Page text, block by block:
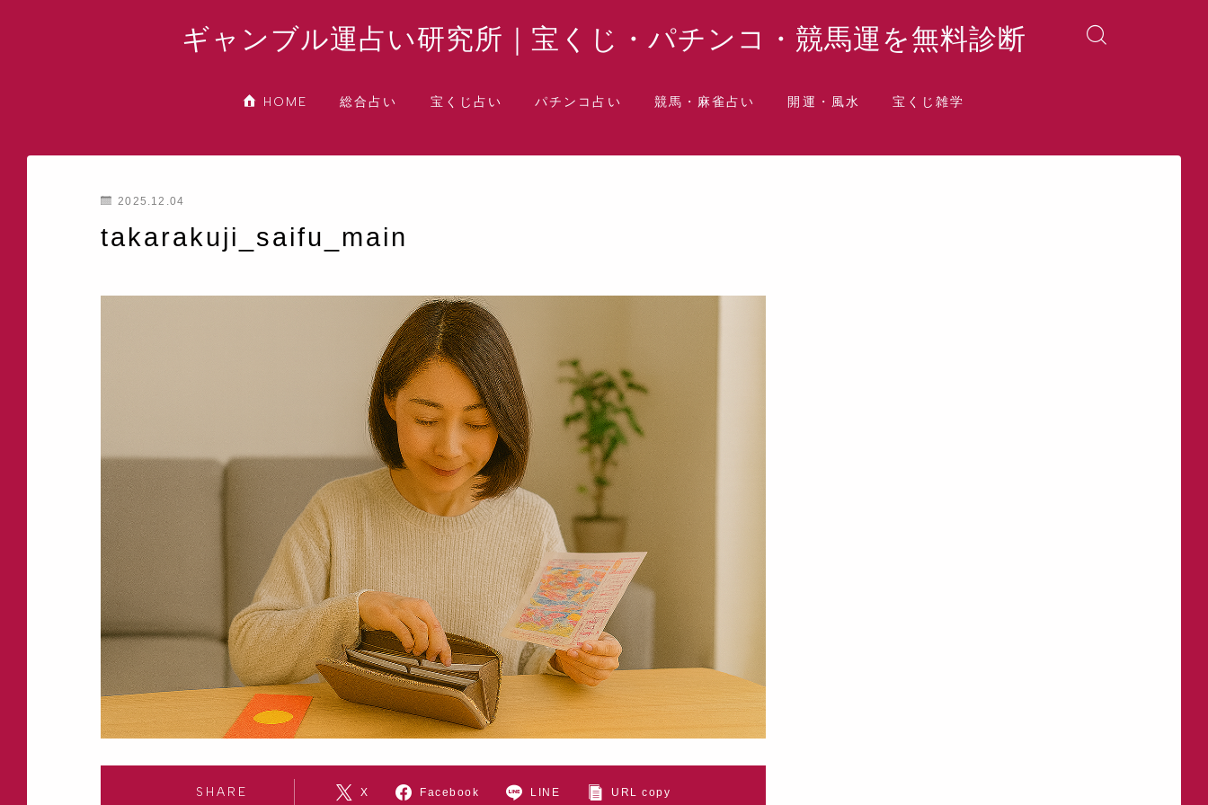
ギャンブル運占い研究所｜宝くじ・パチンコ・競馬運を無料診断
HOME 総合占い 宝くじ占い パチンコ占い 競馬・麻雀占い 開運・風水 宝くじ雑学
2025.12.04
takarakuji_saifu_main
SHARE X Facebook LINE URL copy